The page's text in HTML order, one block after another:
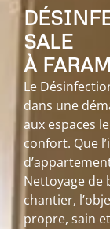
SALE
À
Le
dans une
aux espaces
confort. Que
Nettoyage de
chantier,
propre, sain